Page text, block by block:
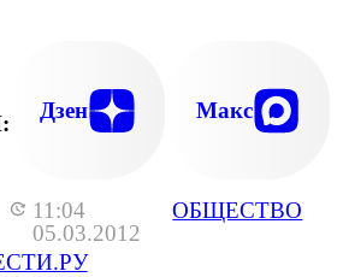
11:04
05.03.2012
ОБЩЕСТВО
Дзен Макс